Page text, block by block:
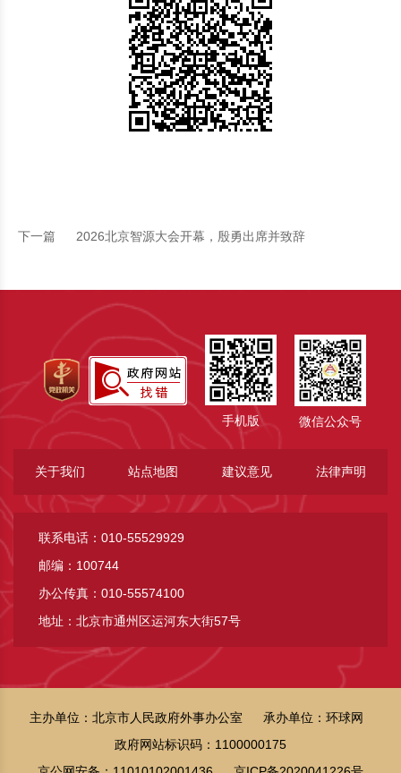
下一篇 2026北京智源大会开幕，殷勇出席并致辞
手机版 微信公众号
关于我们 站点地图 建议意见 法律声明
联系电话：010-55529929
邮编：100744
办公传真：010-55574100
地址：北京市通州区运河东大街57号
主办单位：北京市人民政府外事办公室
承办单位：环球网
政府网站标识码：1100000175